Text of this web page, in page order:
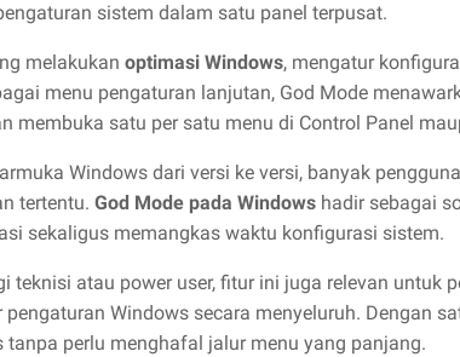
sistem dalam satu panel terpusat.
melakukan optimasi Windows, mengatur
menu pengaturan lanjutan, God Mode
membuka satu per satu menu di Control Panel
Windows dari versi ke versi, banyak
tertentu. God Mode pada Windows hadir sebagai
sekaligus memangkas waktu konfigurasi sistem.
teknisi atau power user, fitur ini juga relevan untuk
Windows secara menyeluruh. Dengan
perlu menghafal jalur menu yang panjang.